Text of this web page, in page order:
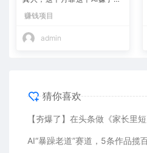
赚钱项目
admin
猜你喜欢